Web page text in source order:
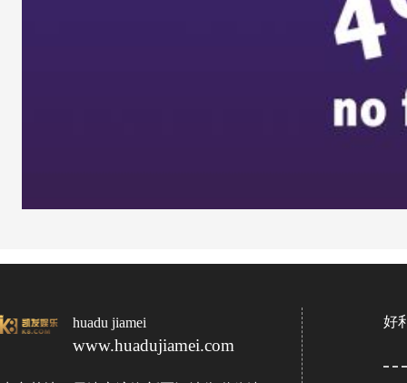
huadu jiamei
www.huadujiamei.com
好